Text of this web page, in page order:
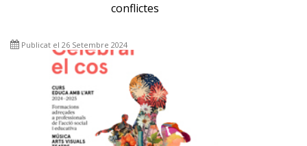
conflictes
Publicat el 26 Setembre 2024